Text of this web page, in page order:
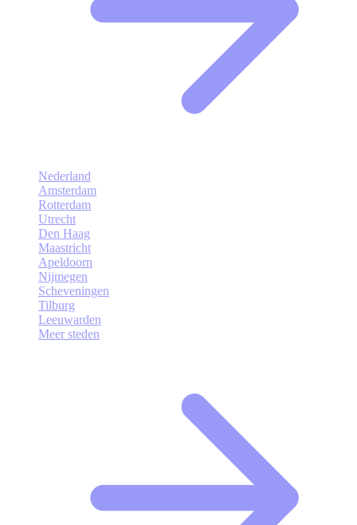
Nederland
Amsterdam
Rotterdam
Utrecht
Den Haag
Maastricht
Apeldoorn
Nijmegen
Scheveningen
Tilburg
Leeuwarden
Meer steden